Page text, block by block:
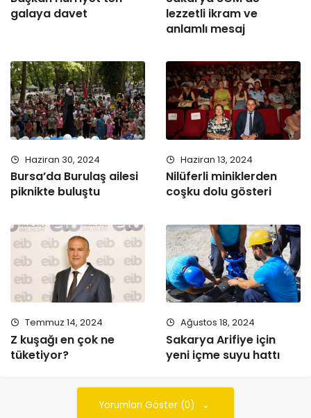
galaya davet
lezzetli ikram ve
anlamlı mesaj
Haziran 30, 2024
Bursa’da Burulaş ailesi
piknikte buluştu
Haziran 13, 2024
Nilüferli miniklerden
coşku dolu gösteri
Temmuz 14, 2024
Z kuşağı en çok ne
tüketiyor?
Ağustos 18, 2024
Sakarya Arifiye için
yeni içme suyu hattı
Yorumları Göster (0)